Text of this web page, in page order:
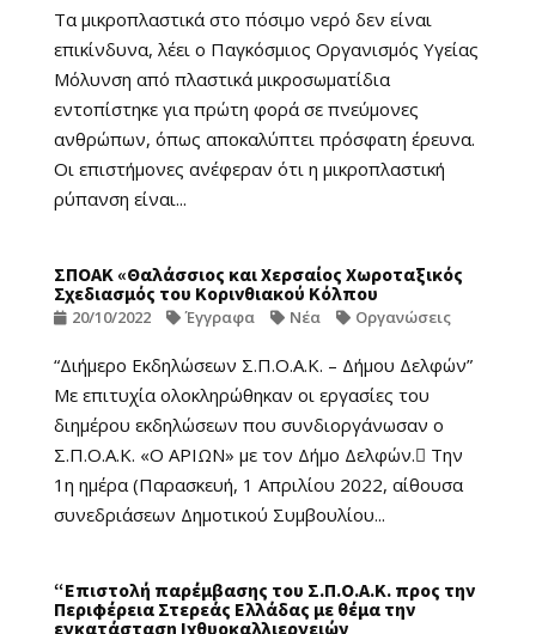
Τα μικροπλαστικά στο πόσιμο νερό δεν είναι
επικίνδυνα, λέει ο Παγκόσμιος Οργανισμός Υγείας
Μόλυνση από πλαστικά μικροσωματίδια
εντοπίστηκε για πρώτη φορά σε πνεύμονες
ανθρώπων, όπως αποκαλύπτει πρόσφατη έρευνα.
Οι επιστήμονες ανέφεραν ότι η μικροπλαστική
ρύπανση είναι...
ΣΠΟΑΚ «Θαλάσσιος και Χερσαίος Χωροταξικός
Σχεδιασμός του Κορινθιακού Κόλπου
20/10/2022 Έγγραφα Νέα Οργανώσεις
“Διήμερο Εκδηλώσεων Σ.Π.Ο.Α.Κ. – Δήμου Δελφών”
Με επιτυχία ολοκληρώθηκαν οι εργασίες του
διημέρου εκδηλώσεων που συνδιοργάνωσαν ο
Σ.Π.Ο.Α.Κ. «Ο ΑΡΙΩΝ» με τον Δήμο Δελφών. Την
1η ημέρα (Παρασκευή, 1 Απριλίου 2022, αίθουσα
συνεδριάσεων Δημοτικού Συμβουλίου...
“Επιστολή παρέμβασης του Σ.Π.Ο.Α.Κ. προς την
Περιφέρεια Στερεάς Ελλάδας με θέμα την
εγκατάσταση Ιχθυοκαλλιεργειών